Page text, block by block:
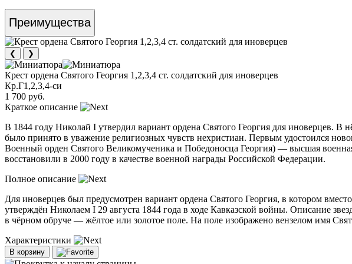
Преимущества
❮ ❯
Крест ордена Святого Георгия 1,2,3,4 ст. солдатский для иноверцев
Кр.Г1,2,3,4-си
1 700 руб.
Краткое описание
В 1844 году Николай I утвердил вариант ордена Святого Георгия для иноверцев.
было принято в уважение религиозных чувств нехристиан. Первым удостоился
Военный орден Святого Великомученика и Победоносца Георгия) — высшая
восстановили в 2000 году в качестве военной награды Российской Федерации.
Полное описание
Для иноверцев был предусмотрен вариант ордена Святого Георгия, в котором
утверждён Николаем I 29 августа 1844 года в ходе Кавказской войны. Описание
в чёрном обруче — жёлтое или золотое поле. На поле изображено вензелом имя
Характеристики
В корзину